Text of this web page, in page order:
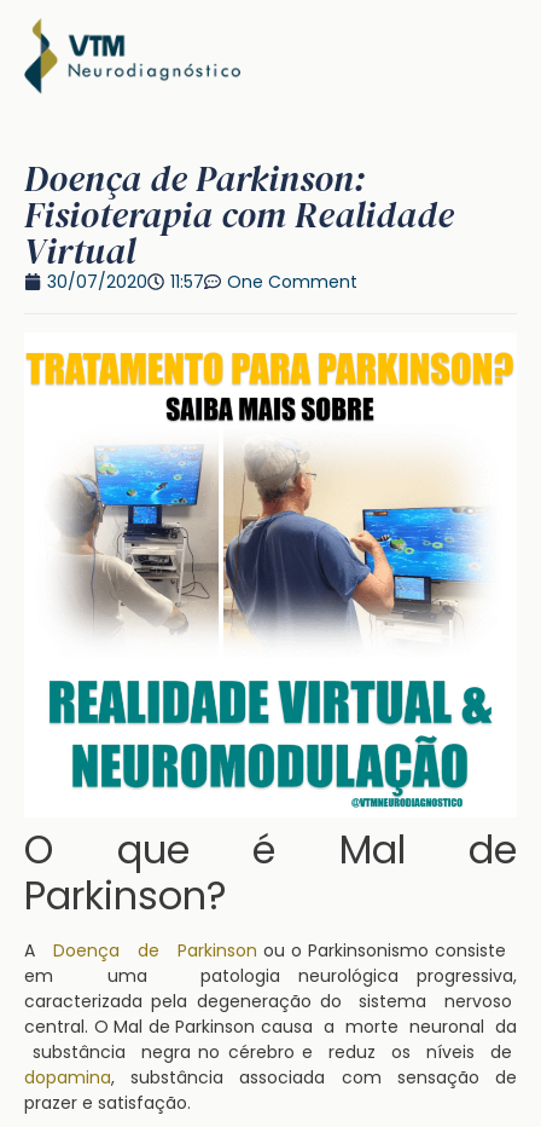
Doença de Parkinson:
Fisioterapia com Realidade
Virtual
30/07/2020 11:57 One Comment
O que é Mal de
Parkinson?
A Doença de Parkinson ou o Parkinsonismo consiste
em uma patologia neurológica progressiva,
caracterizada pela degeneração do sistema nervoso
central. O Mal de Parkinson causa a morte neuronal da
substância negra no cérebro e reduz os níveis de
dopamina, substância associada com sensação de
prazer e satisfação.